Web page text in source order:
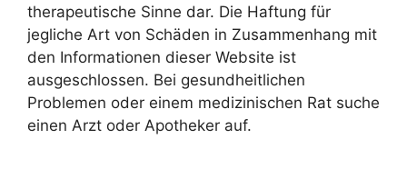
therapeutische Sinne dar. Die Haftung für
jegliche Art von Schäden in Zusammenhang mit
den Informationen dieser Website ist
ausgeschlossen. Bei gesundheitlichen
Problemen oder einem medizinischen Rat suche
einen Arzt oder Apotheker auf.